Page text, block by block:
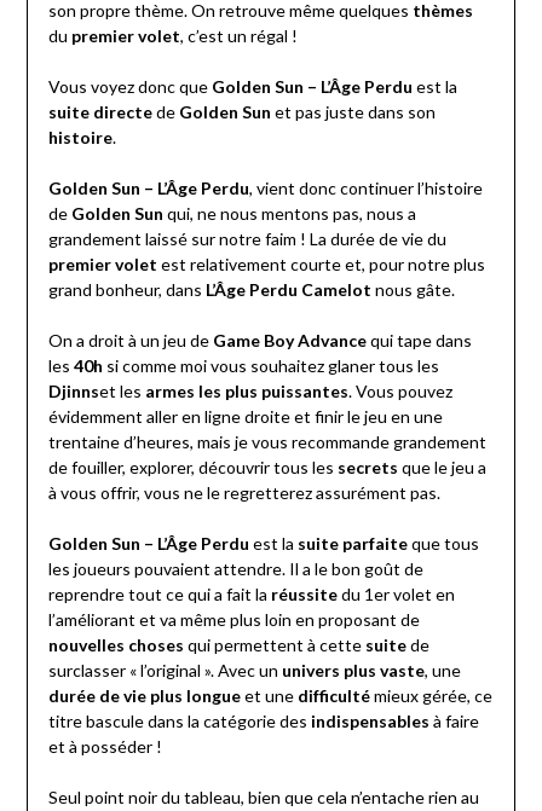
son propre thème. On retrouve même quelques thèmes
du premier volet, c’est un régal !
Vous voyez donc que Golden Sun – L’Âge Perdu est la
suite directede Golden Sun et pas juste dans son
histoire.
Golden Sun – L’Âge Perdu, vient donc continuer l’histoire
de Golden Sun qui, ne nous mentons pas, nous a
grandement laissé sur notre faim ! La durée de vie du
premier volet est relativement courte et, pour notre plus
grand bonheur, dans L’Âge Perdu Camelot nous gâte.
On a droit à un jeu de Game Boy Advancequi tape dans
les 40h si comme moi vous souhaitez glaner tous les
Djinnset les armes les plus puissantes. Vous pouvez
évidemment aller en ligne droite et finir le jeu en une
trentaine d’heures, mais je vous recommande grandement
de fouiller, explorer, découvrir tous les secrets que le jeu a
à vous offrir, vous ne le regretterez assurément pas.
Golden Sun – L’Âge Perdu est la suite parfaiteque tous
les joueurs pouvaient attendre. Il a le bon goût de
reprendre tout ce qui a fait la réussitedu 1er volet en
l’améliorant et va même plus loin en proposant de
nouvelles choses qui permettent à cette suitede
surclasser « l’original ». Avec un univers plus vaste, une
durée de vie plus longueet une difficultémieux gérée, ce
titre bascule dans la catégorie des indispensables à faire
et à posséder !
Seul point noir du tableau, bien que cela n’entache rien au